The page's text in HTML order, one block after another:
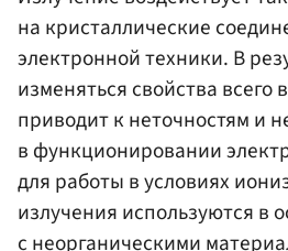
на кристаллические
электронной техники. В
изменяться свойства всего
приводит к неточностям и
в функционировании
для работы в условиях
излучения используются в
с неорганическими